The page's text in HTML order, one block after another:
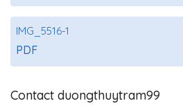
IMG_5516-1
PDF
Contact duongthuytram99